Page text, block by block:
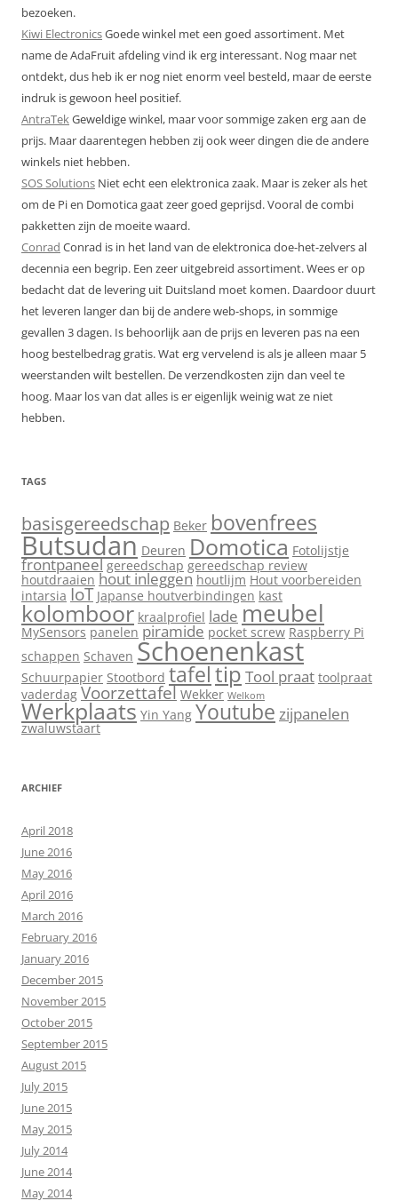
bezoeken.
Kiwi ElectronicsGoede winkel met een goed assortiment. Met
name de AdaFruit afdeling vind ik erg interessant. Nog maar net
ontdekt, dus heb ik er nog niet enorm veel besteld, maar de eerste
indruk is gewoon heel positief.
AntraTekGeweldige winkel, maar voor sommige zaken erg aan de
prijs. Maar daarentegen hebben zij ook weer dingen die de andere
winkels niet hebben.
SOS Solutions Niet echt een elektronica zaak. Maar is zeker als het
om de Pi en Domotica gaat zeer goed geprijsd. Vooral de combi
pakketten zijn de moeite waard.
Conrad Conrad is in het land van de elektronica doe-het-zelvers al
decennia een begrip. Een zeer uitgebreid assortiment. Wees er op
bedacht dat de levering uit Duitsland moet komen. Daardoor duurt
het leveren langer dan bij de andere web-shops, in sommige
gevallen 3 dagen. Is behoorlijk aan de prijs en leveren pas na een
hoog bestelbedrag gratis. Wat erg vervelend is als je alleen maar 5
weerstanden wilt bestellen. De verzendkosten zijn dan veel te
hoog. Maar los van dat alles is er eigenlijk weinig wat ze niet
hebben.
TAGS
basisgereedschap Beker bovenfrees
Butsudan Deuren Domotica Fotolijstje
frontpaneel gereedschap gereedschap review
houtdraaien hout inleggen houtlijm Hout voorbereiden
intarsia IoT Japanse houtverbindingen kast
kolomboor kraalprofiel lade meubel
MySensors panelen piramide pocket screw Raspberry Pi
schappen Schaven Schoenenkast
Schuurpapier Stootbord tafeltipTool praat toolpraat
vaderdag Voorzettafel Wekker Welkom
Werkplaats Yin Yang Youtube zijpanelen
zwaluwstaart
ARCHIEF
April 2018
June 2016
May 2016
April 2016
March 2016
February 2016
January 2016
December 2015
November 2015
October 2015
September 2015
August 2015
July 2015
June 2015
May 2015
July 2014
June 2014
May 2014